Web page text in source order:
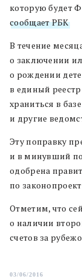
которую будет
сообщает РБК.
В течение
о заключении
о рождении
в единый
храниться в
и другие
Эту поправку
и в минувший
одобрена
по
Отметим, что
о наличии
счетов за
03/06/2016